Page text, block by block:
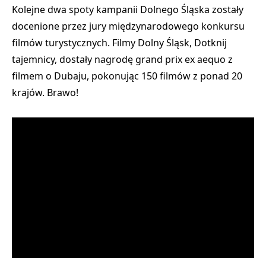
Kolejne dwa spoty kampanii Dolnego Śląska zostały
docenione przez jury międzynarodowego konkursu
filmów turystycznych. Filmy Dolny Śląsk, Dotknij
tajemnicy, dostały nagrodę grand prix ex aequo z
filmem o Dubaju, pokonując 150 filmów z ponad 20
krajów. Brawo!